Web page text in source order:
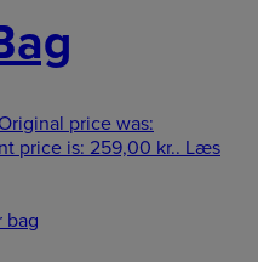
Original price was:
price is: 259,00 kr.. Læs